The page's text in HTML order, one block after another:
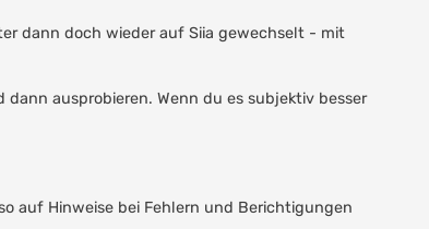
dann doch wieder auf Siia gewechselt - mit
ausprobieren. Wenn du es subjektiv besser
auf Hinweise bei Fehlern und Berichtigungen